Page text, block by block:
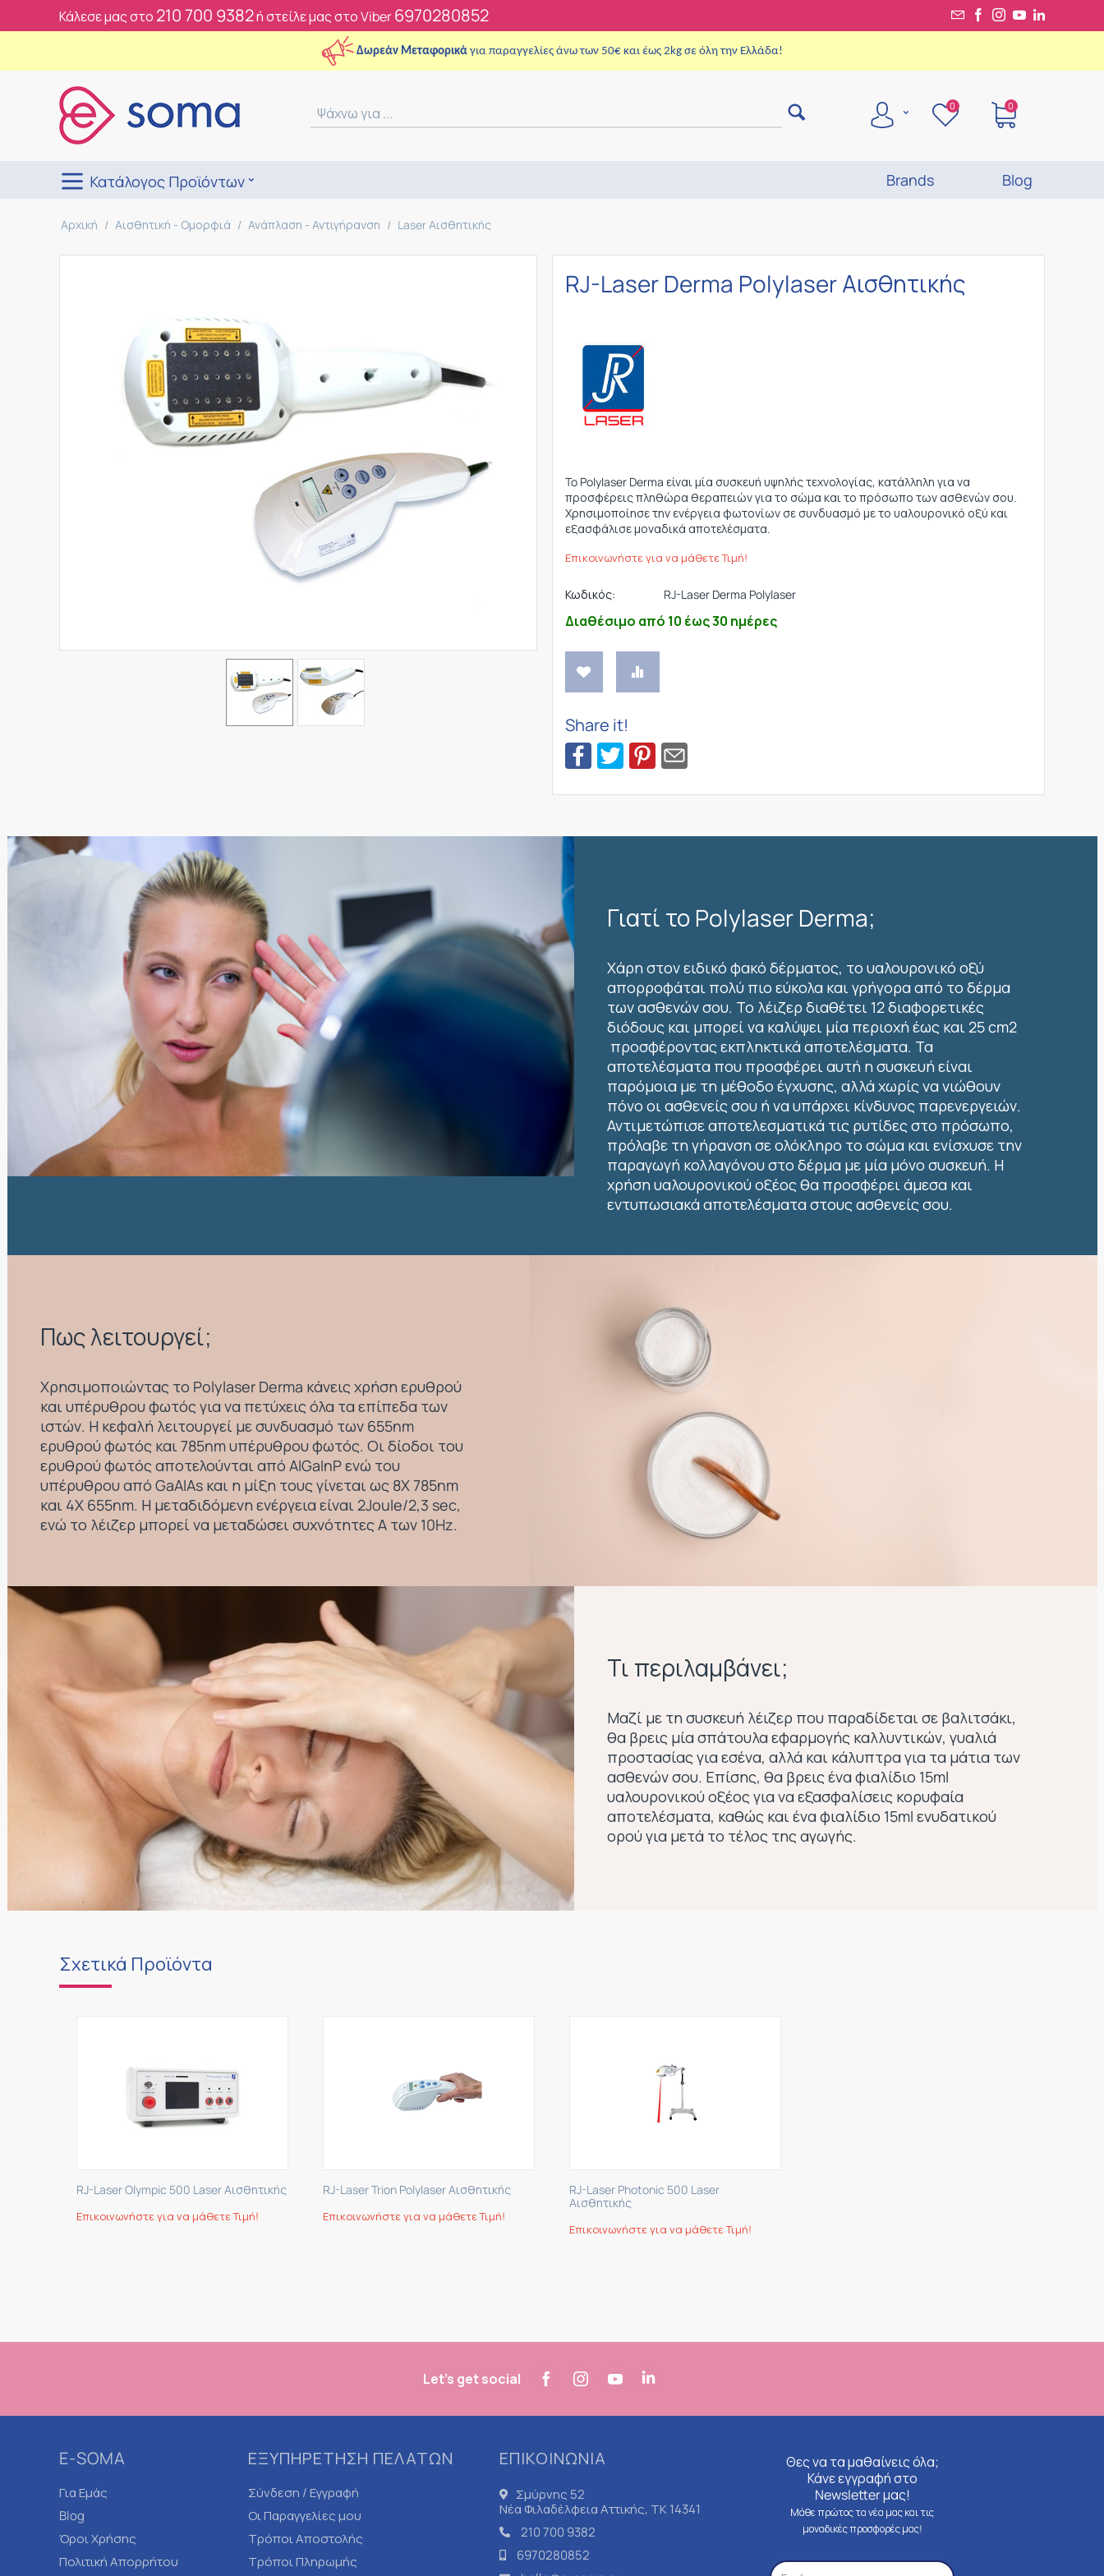
Κάλεσε μας στο 210 700 9382ή στείλε μας στο Viber6970280852
Δωρεάν Μεταφορικάγια παραγγελίες άνω των 50€ και έως 2kg σε όλη την Ελλάδα!
0 0
Κατάλογος Προϊόντων Brands Blog
Αρχική / Αισθητική - Ομορφιά / Ανάπλαση - Αντιγήρανση / Laser Αισθητικής
RJ-Laser Derma Polylaser Αισθητικής
To Polylaser Derma είναι μία συσκευή υψηλής τεχνολογίας, κατάλληλη για να
προσφέρεις πληθώρα θεραπειών για το σώμα και το πρόσωπο των ασθενών σου.
Χρησιμοποίησε την ενέργεια φωτονίων σε συνδυασμό με το υαλουρονικό οξύ και
εξασφάλισε μοναδικά αποτελέσματα.
Επικοινωνήστε για να μάθετε Τιμή!
Κωδικός: RJ-Laser Derma Polylaser
Διαθέσιμο από 10 έως 30 ημέρες
Share it!
Γιατί το Polylaser Derma;
Χάρη στον ειδικό φακό δέρματος, το υαλουρονικό οξύ
απορροφάται πολύ πιο εύκολα και γρήγορα από το δέρμα
των ασθενών σου. Το λέιζερ διαθέτει 12 διαφορετικές
διόδους και μπορεί να καλύψει μία περιοχή έως και 25 cm2
προσφέροντας εκπληκτικά αποτελέσματα. Τα
αποτελέσματα που προσφέρει αυτή η συσκευή είναι
παρόμοια με τη μέθοδο έγχυσης, αλλά χωρίς να νιώθουν
πόνο οι ασθενείς σου ή να υπάρχει κίνδυνος παρενεργειών.
Αντιμετώπισε αποτελεσματικά τις ρυτίδες στο πρόσωπο,
πρόλαβε τη γήρανση σε ολόκληρο το σώμα και ενίσχυσε την
παραγωγή κολλαγόνου στο δέρμα με μία μόνο συσκευή. Η
χρήση υαλουρονικού οξέος θα προσφέρει άμεσα και
εντυπωσιακά αποτελέσματα στους ασθενείς σου.
Πως λειτουργεί;
Χρησιμοποιώντας το Polylaser Derma κάνεις χρήση ερυθρού
και υπέρυθρου φωτός για να πετύχεις όλα τα επίπεδα των
ιστών. Η κεφαλή λειτουργεί με συνδυασμό των 655nm
ερυθρού φωτός και 785nm υπέρυθρου φωτός. Οι δίοδοι του
ερυθρού φωτός αποτελούνται από AlGaInP ενώ του
υπέρυθρου από GaAlAs και η μίξη τους γίνεται ως 8X 785nm
και 4X 655nm. Η μεταδιδόμενη ενέργεια είναι 2Joule/2,3 sec,
ενώ το λέιζερ μπορεί να μεταδώσει συχνότητες Α των 10Hz.
Τι περιλαμβάνει;
Μαζί με τη συσκευή λέιζερ που παραδίδεται σε βαλιτσάκι,
θα βρεις μία σπάτουλα εφαρμογής καλλυντικών, γυαλιά
προστασίας για εσένα, αλλά και κάλυπτρα για τα μάτια των
ασθενών σου. Επίσης, θα βρεις ένα φιαλίδιο 15ml
υαλουρονικού οξέος για να εξασφαλίσεις κορυφαία
αποτελέσματα, καθώς και ένα φιαλίδιο 15ml ενυδατικού
ορού για μετά το τέλος της αγωγής.
Σχετικά Προϊόντα
RJ-Laser Olympic 500 Laser Αισθητικής
Επικοινωνήστε για να μάθετε Τιμή!
RJ-Laser Trion Polylaser Αισθητικής
Επικοινωνήστε για να μάθετε Τιμή!
RJ-Laser Photonic 500 Laser
Αισθητικής
Επικοινωνήστε για να μάθετε Τιμή!
Let's get social
E-SOMA
Για Εμάς
Blog
Όροι Χρήσης
Πολιτική Απορρήτου
ΕΞΥΠΗΡΕΤΗΣΗ ΠΕΛΑΤΩΝ
Σύνδεση / Εγγραφή
Οι Παραγγελίες μου
Τρόποι Αποστολής
Τρόποι Πληρωμής
ΕΠΙΚΟΙΝΩΝΙΑ
Σμύρνης 52
Νέα Φιλαδέλφεια Αττικής, ΤΚ 14341
210 700 9382
6970280852
Θες να τα μαθαίνεις όλα;
Κάνε εγγραφή στο
Newsletter μας!
Μάθε πρώτος τα νέα μας και τις
μοναδικές προσφορές μας!